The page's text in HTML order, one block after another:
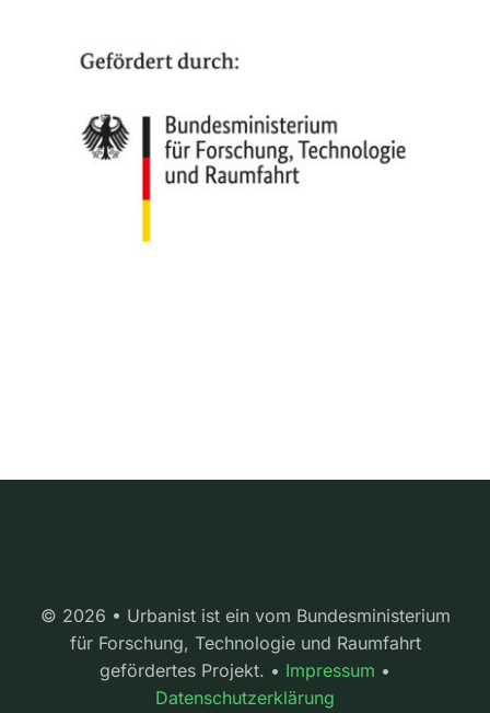
© 2026 • Urbanist ist ein vom Bundesministerium
für Forschung, Technologie und Raumfahrt
gefördertes Projekt. • Impressum •
Datenschutzerklärung